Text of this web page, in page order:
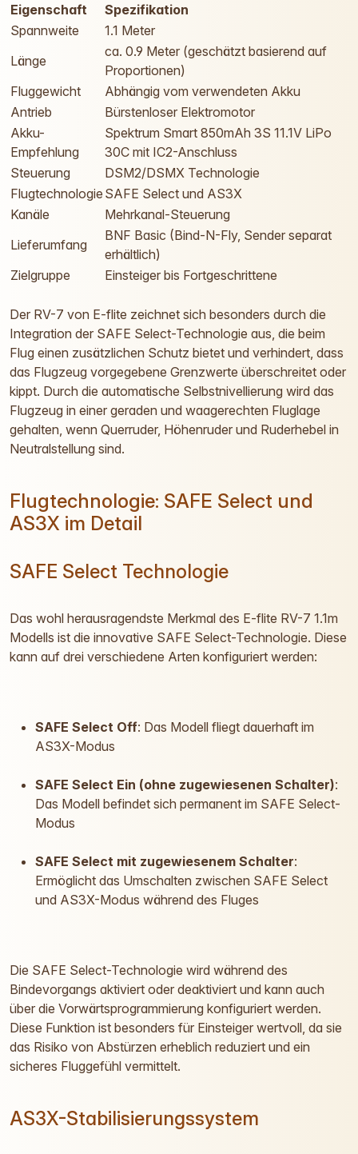
Eigenschaft
Spezifikation
Spannweite
1.1 Meter
Länge
ca. 0.9 Meter (geschätzt basierend auf
Proportionen)
Fluggewicht
Abhängig vom verwendeten Akku
Antrieb
Bürstenloser Elektromotor
Akku-
Empfehlung
Spektrum Smart 850mAh 3S 11.1V LiPo
30C mit IC2-Anschluss
Steuerung
DSM2/DSMX Technologie
Flugtechnologie SAFE Select und AS3X
Kanäle
Mehrkanal-Steuerung
Lieferumfang
BNF Basic (Bind-N-Fly, Sender separat
erhältlich)
Zielgruppe
Einsteiger bis Fortgeschrittene
Der RV-7 von E-flite zeichnet sich besonders durch die
Integration der SAFE Select-Technologie aus, die beim
Flug einen zusätzlichen Schutz bietet und verhindert, dass
das Flugzeug vorgegebene Grenzwerte überschreitet oder
kippt. Durch die automatische Selbstnivellierung wird das
Flugzeug in einer geraden und waagerechten Fluglage
gehalten, wenn Querruder, Höhenruder und Ruderhebel in
Neutralstellung sind.
Flugtechnologie: SAFE Select und
AS3X im Detail
SAFE Select Technologie
Das wohl herausragendste Merkmal des E-flite RV-7 1.1m
Modells ist die innovative SAFE Select-Technologie. Diese
kann auf drei verschiedene Arten konfiguriert werden:
SAFE Select Off: Das Modell fliegt dauerhaft im
AS3X-Modus
SAFE Select Ein (ohne zugewiesenen Schalter):
Das Modell befindet sich permanent im SAFE Select-
Modus
SAFE Select mit zugewiesenem Schalter:
Ermöglicht das Umschalten zwischen SAFE Select
und AS3X-Modus während des Fluges
Die SAFE Select-Technologie wird während des
Bindevorgangs aktiviert oder deaktiviert und kann auch
über die Vorwärtsprogrammierung konfiguriert werden.
Diese Funktion ist besonders für Einsteiger wertvoll, da sie
das Risiko von Abstürzen erheblich reduziert und ein
sicheres Fluggefühl vermittelt.
AS3X-Stabilisierungssystem